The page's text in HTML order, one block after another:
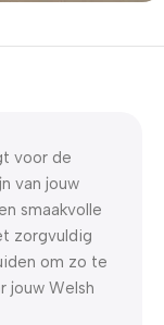
voor de
van jouw
smaakvolle
zorgvuldig
om zo te
jouw Welsh